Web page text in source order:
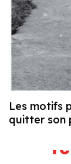
Les motifs
quitter son